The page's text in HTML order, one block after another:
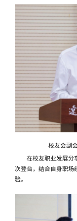
校友会副
在校友职业发展分
次登台，结合自身职场
验。